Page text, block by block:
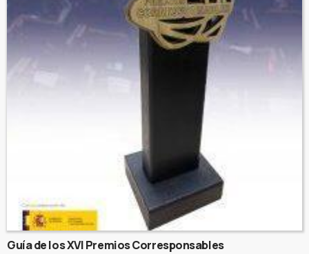
Guía de los XVI Premios Corresponsables